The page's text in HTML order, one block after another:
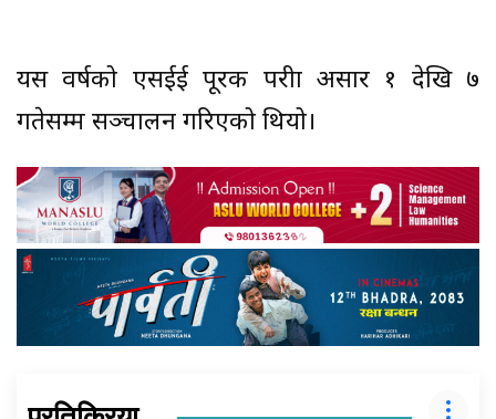
यस वर्षको एसईई पूरक परीक्षा असार १ देखि ७
गतेसम्म सञ्चालन गरिएको थियो।